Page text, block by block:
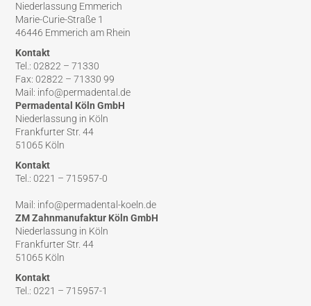
Niederlassung Emmerich
Marie-Curie-Straße 1
46446 Emmerich am Rhein
Kontakt
Tel.: 02822 – 71330
Fax: 02822 – 71330 99
Mail: info@permadental.de
Permadental Köln GmbH
Niederlassung in Köln
Frankfurter Str. 44
51065 Köln
Kontakt
Tel.: 0221 – 715957-0
Mail: info@permadental-koeln.de
ZM Zahnmanufaktur Köln GmbH
Niederlassung in Köln
Frankfurter Str. 44
51065 Köln
Kontakt
Tel.: 0221 – 715957-1